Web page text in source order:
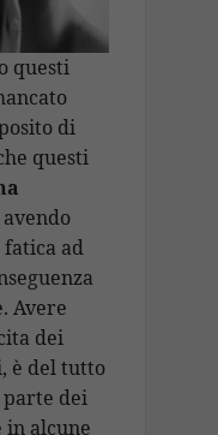
questi
di
questi
avendo
fatica ad
Avere
dei
è del tutto
dei
in alcune